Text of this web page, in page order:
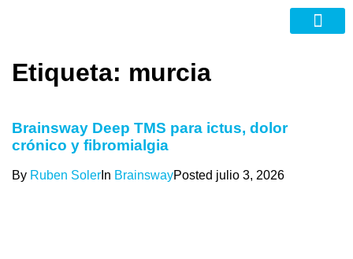
Etiqueta: murcia
Brainsway Deep TMS para ictus, dolor
crónico y fibromialgia
By Ruben Soler In BrainswayPosted julio 3, 2026